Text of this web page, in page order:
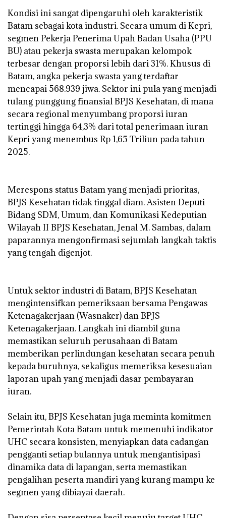
‎Kondisi ini sangat dipengaruhi oleh karakteristik
Batam sebagai kota industri. Secara umum di Kepri,
segmen Pekerja Penerima Upah Badan Usaha (PPU
BU) atau pekerja swasta merupakan kelompok
terbesar dengan proporsi lebih dari 31%. Khusus di
Batam, angka pekerja swasta yang terdaftar
mencapai 568.939 jiwa. Sektor ini pula yang menjadi
tulang punggung finansial BPJS Kesehatan, di mana
secara regional menyumbang proporsi iuran
tertinggi hingga 64,3% dari total penerimaan iuran
Kepri yang menembus Rp 1,65 Triliun pada tahun
2025.
‎Merespons status Batam yang menjadi prioritas,
BPJS Kesehatan tidak tinggal diam. Asisten Deputi
Bidang SDM, Umum, dan Komunikasi Kedeputian
Wilayah II BPJS Kesehatan, Jenal M. Sambas, dalam
paparannya mengonfirmasi sejumlah langkah taktis
yang tengah digenjot.
‎Untuk sektor industri di Batam, BPJS Kesehatan
mengintensifkan pemeriksaan bersama Pengawas
Ketenagakerjaan (Wasnaker) dan BPJS
Ketenagakerjaan. Langkah ini diambil guna
memastikan seluruh perusahaan di Batam
memberikan perlindungan kesehatan secara penuh
kepada buruhnya, sekaligus memeriksa kesesuaian
laporan upah yang menjadi dasar pembayaran
iuran.
‎Selain itu, BPJS Kesehatan juga meminta komitmen
Pemerintah Kota Batam untuk memenuhi indikator
UHC secara konsisten, menyiapkan data cadangan
pengganti setiap bulannya untuk mengantisipasi
dinamika data di lapangan, serta memastikan
pengalihan peserta mandiri yang kurang mampu ke
segmen yang dibiayai daerah.